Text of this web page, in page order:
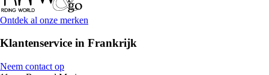
Ontdek al onze merken
Klantenservice in Frankrijk
Neem contact op